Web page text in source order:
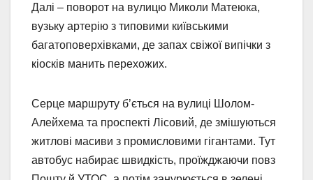
Далі – поворот на вулицю Миколи Матеюка,
вузьку артерію з типовими київськими
багатоповерхівками, де запах свіжої випічки з
кіосків манить перехожих.
Серце маршруту б’ється на вулиці Шолом-
Алейхема та проспекті Лісовий, де змішуються
житлові масиви з промисловими гігантами. Тут
автобус набирає швидкість, проїжджаючи повз